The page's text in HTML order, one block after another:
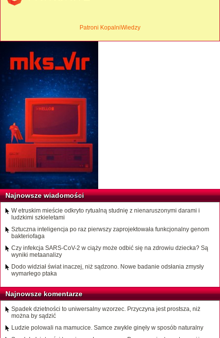
Patroni KopalniWiedzy
Najnowsze wiadomości
W etruskim mieście odkryto rytualną studnię z nienaruszonymi darami i
ludzkimi szkieletami
Sztuczna inteligencja po raz pierwszy zaprojektowała funkcjonalny genom
bakteriofaga
Czy infekcja SARS-CoV-2 w ciąży może odbić się na zdrowiu dziecka? Są
wyniki metaanalizy
Dodo widział świat inaczej, niż sądzono. Nowe badanie odsłania zmysły
wymarłego ptaka
Najnowsze komentarze
Spadek dzietności to uniwersalny wzorzec. Przyczyna jest prostsza, niż
można by sądzić
Ludzie polowali na mamucice. Samce zwykle ginęły w sposób naturalny